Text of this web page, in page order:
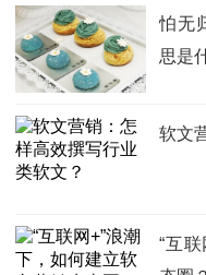
怕无
思是
软文
“互